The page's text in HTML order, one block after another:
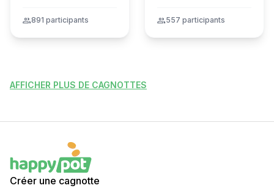
group891 participants
Montana
group557 participants
AFFICHER PLUS DE CAGNOTTES
Créer une cagnotte